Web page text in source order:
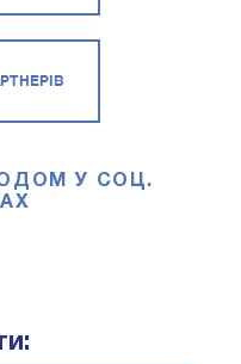
У СОЦ.